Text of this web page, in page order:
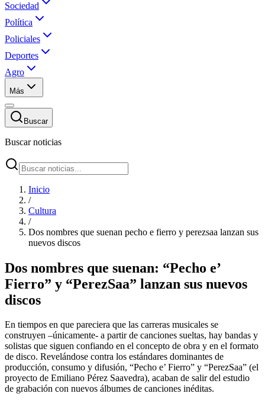
Sociedad
Política
Policiales
Deportes
Agro
Más
Buscar
Buscar noticias
Inicio
/
Cultura
/
Dos nombres que suenan pecho e fierro y perezsaa lanzan sus
nuevos discos
Dos nombres que suenan: “Pecho e’
Fierro” y “PerezSaa” lanzan sus nuevos
discos
En tiempos en que pareciera que las carreras musicales se
construyen –únicamente- a partir de canciones sueltas, hay bandas y
solistas que siguen confiando en el concepto de obra y en el formato
de disco. Revelándose contra los estándares dominantes de
producción, consumo y difusión, “Pecho e’ Fierro” y “PerezSaa” (el
proyecto de Emiliano Pérez Saavedra), acaban de salir del estudio
de grabación con nuevos álbumes de canciones inéditas.